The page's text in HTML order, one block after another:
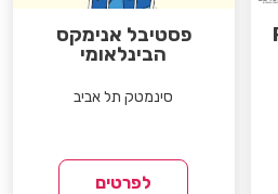
פסטיבל אנימקס
הבינלאומי
סינמטק תל אביב
לפרטים